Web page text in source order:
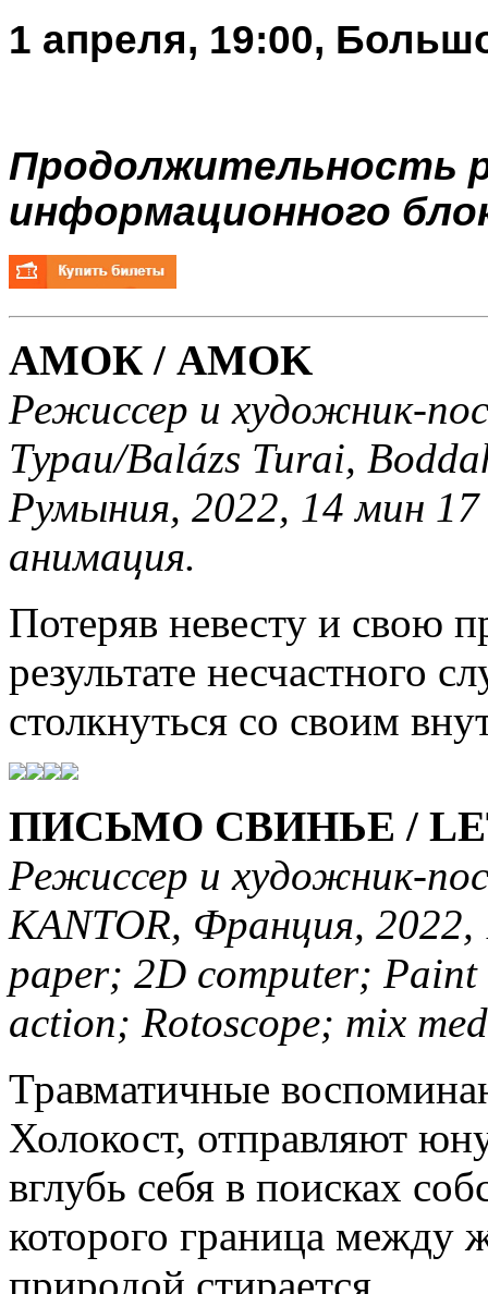
1 апреля, 19:00,
Продолжительность
информационного
АМОК / AMOK
Режиссер и художник-
Тураи/Balázs Turai,
Румыния, 2022, 14 мин
анимация.
Потеряв невесту и свою
результате несчастного
столкнуться со своим
ПИСЬМО СВИНЬЕ /
Режиссер и художник-
KANTOR, Франция,
paper; 2D computer;
action; Rotoscope; mix
Травматичные
Холокост, отправляют
вглубь себя в поисках
которого граница между
природой стирается.